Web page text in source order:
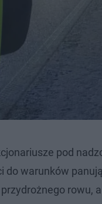
pod
do warunków
rowu,